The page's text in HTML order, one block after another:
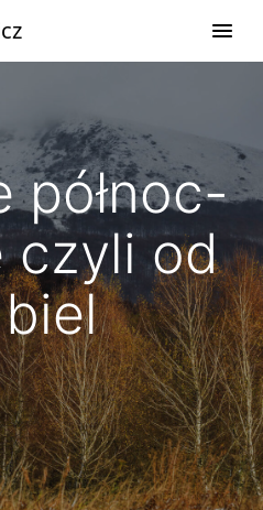
północ-
czyli od